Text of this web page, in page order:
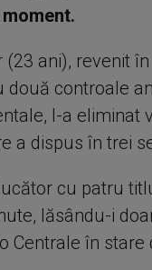
(23 ani), revenit
două controale
l-a eliminat
a dispus în trei
cu patru
lăsându-i
Centrale în